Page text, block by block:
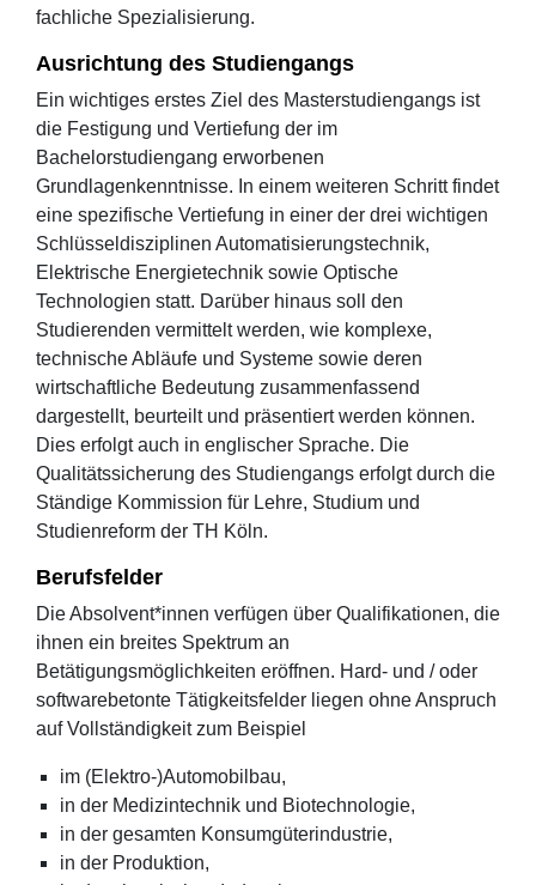
fachliche Spezialisierung.
Ausrichtung des Studiengangs
Ein wichtiges erstes Ziel des Masterstudiengangs ist
die Festigung und Vertiefung der im
Bachelorstudiengang erworbenen
Grundlagenkenntnisse. In einem weiteren Schritt findet
eine spezifische Vertiefung in einer der drei wichtigen
Schlüsseldisziplinen Automatisierungstechnik,
Elektrische Energietechnik sowie Optische
Technologien statt. Darüber hinaus soll den
Studierenden vermittelt werden, wie komplexe,
technische Abläufe und Systeme sowie deren
wirtschaftliche Bedeutung zusammenfassend
dargestellt, beurteilt und präsentiert werden können.
Dies erfolgt auch in englischer Sprache. Die
Qualitätssicherung des Studiengangs erfolgt durch die
Ständige Kommission für Lehre, Studium und
Studienreform der TH Köln.
Berufsfelder
Die Absolvent*innen verfügen über Qualifikationen, die
ihnen ein breites Spektrum an
Betätigungsmöglichkeiten eröffnen. Hard- und / oder
softwarebetonte Tätigkeitsfelder liegen ohne Anspruch
auf Vollständigkeit zum Beispiel
im (Elektro-)Automobilbau,
in der Medizintechnik und Biotechnologie,
in der gesamten Konsumgüterindustrie,
in der Produktion,